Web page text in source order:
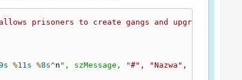
prisoners to create gangs and upgrade
%11s %8s^n ", szMessage, "#", "Nazwa",